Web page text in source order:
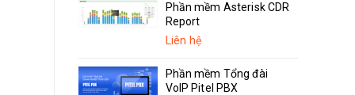
Phần mềm Asterisk CDR
Report
Liên hệ
Phần mềm Tổng đài
VoIP Pitel PBX